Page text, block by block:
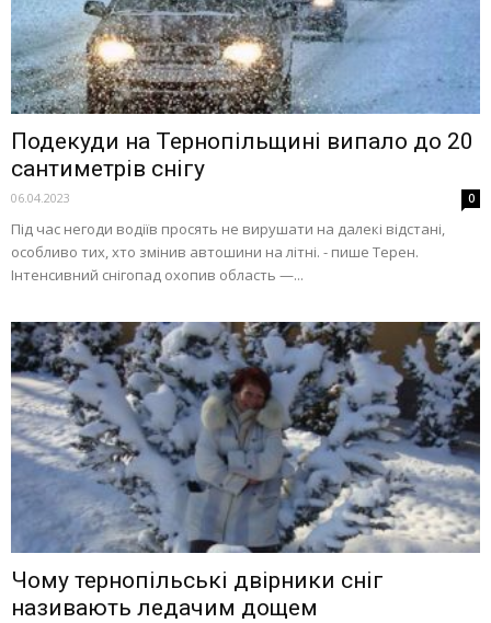
Подекуди на Тернопільщині випало до 20
сантиметрів снігу
06.04.2023 0
Під час негоди водіїв просять не вирушати на далекі відстані,
особливо тих, хто змінив автошини на літні. - пише Терен.
Інтенсивний снігопад охопив область —...
Чому тернопільські двірники сніг
називають ледачим дощем